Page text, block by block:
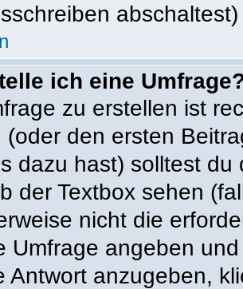
abschaltest)
ich eine
zu erstellen ist
(oder den ersten
dazu hast) solltest
der Textbox sehen
nicht die
Umfrage angeben
Antwort anzugeben,